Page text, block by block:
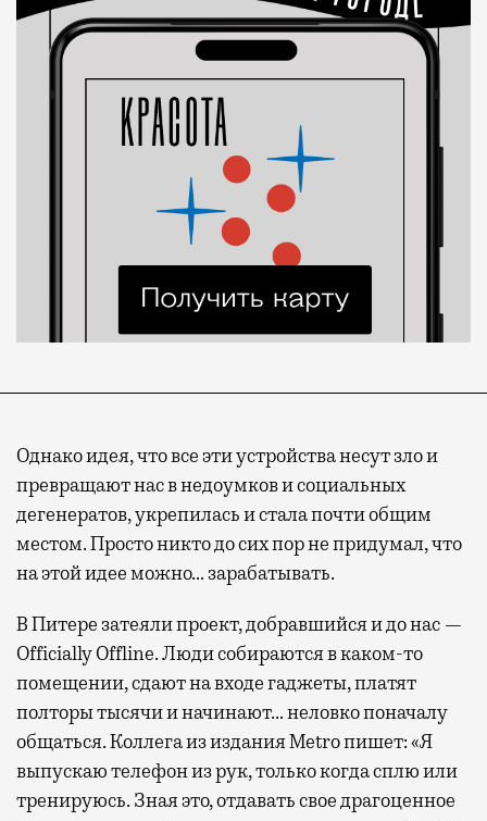
Однако идея, что все эти устройства несут зло и
превращают нас в недоумков и социальных
дегенератов, укрепилась и стала почти общим
местом. Просто никто до сих пор не придумал, что
на этой идее можно… зарабатывать.
В Питере затеяли проект, добравшийся и до нас —
Officially Offline. Люди собираются в каком-то
помещении, сдают на входе гаджеты, платят
полторы тысячи и начинают… неловко поначалу
общаться. Коллега из издания Metro пишет: «Я
выпускаю телефон из рук, только когда сплю или
тренируюсь. Зная это, отдавать свое драгоценное